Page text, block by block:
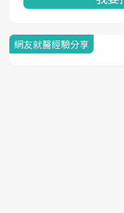
網友就醫經驗分享